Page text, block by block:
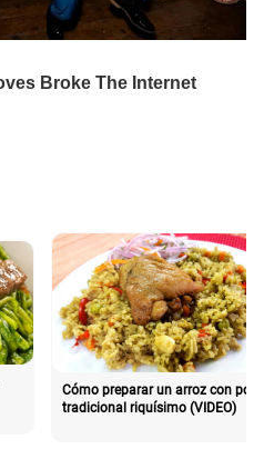
Cómo preparar un arroz con pollo
tradicional riquísimo (VIDEO)